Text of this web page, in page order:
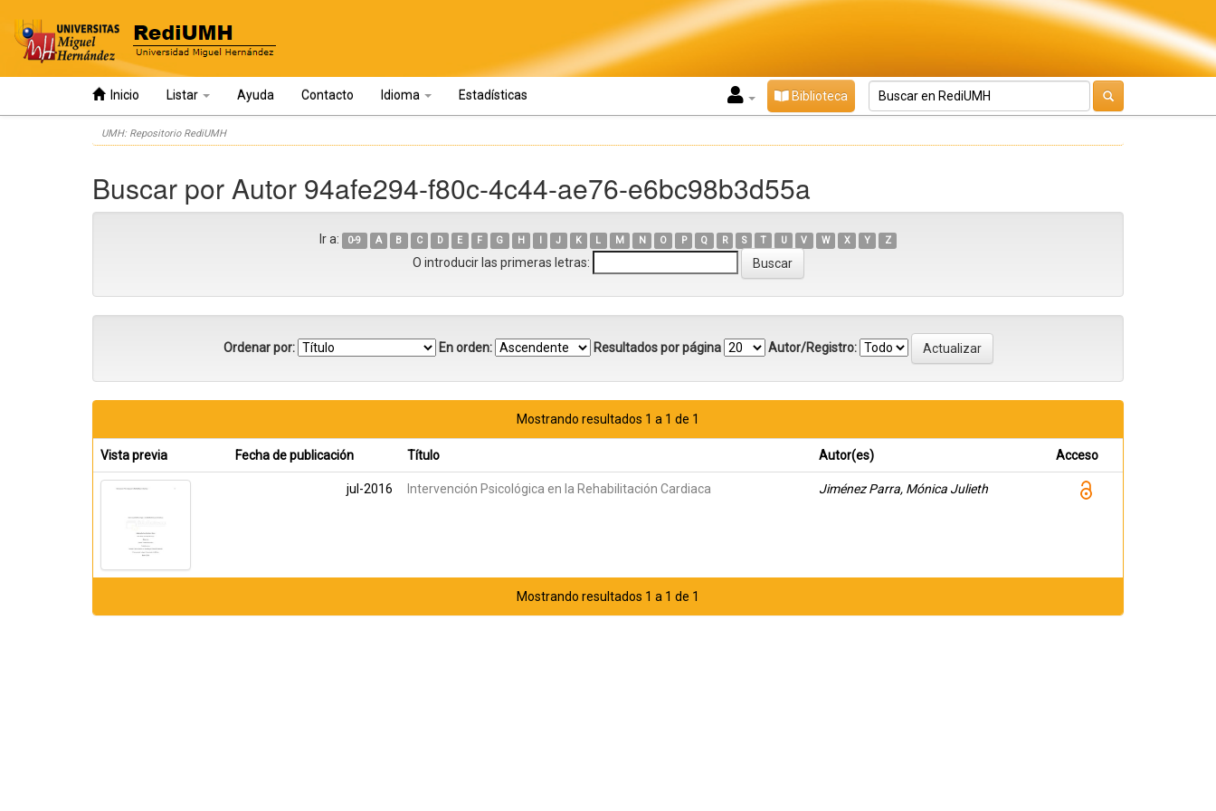
Inicio Listar Ayuda Contacto Idioma Estadísticas Biblioteca
UMH: Repositorio RediUMH
Buscar por Autor 94afe294-f80c-4c44-ae76-e6bc98b3d55a
Ir a: 0-9 A B C D E F G H I J K L M N O P Q R S T U V W X Y Z
O introducir las primeras letras:
Ordenar por: En orden: Resultados por página Autor/Registro:
Mostrando resultados 1 a 1 de 1
Vista previa Fecha de publicación Título Autor(es) Acceso
jul-2016 Intervención Psicológica en la Rehabilitación Cardiaca Jiménez Parra, Mónica Julieth
Mostrando resultados 1 a 1 de 1